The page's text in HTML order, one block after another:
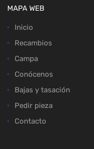
MAPA WEB
Inicio
Recambios
Campa
Conócenos
Bajas y tasación
Pedir pieza
Contacto